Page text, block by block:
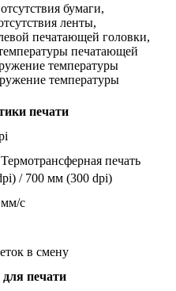
бумаги,
ленты,
печатающей головки,
печатающей
температуры
температуры
печати
печать
/ 700 мм (300 dpi)
с
в смену
печати